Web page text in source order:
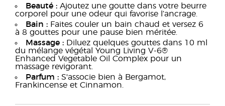
Beauté : Ajoutez une goutte dans votre beurre
corporel pour une odeur qui favorise l’ancrage.
Bain : Faites couler un bain chaud et versez 6
à 8 gouttes pour une pause bien méritée.
Massage : Diluez quelques gouttes dans 10 ml
du mélange végétal Young Living V-6®
Enhanced Vegetable Oil Complex pour un
massage revigorant.
Parfum : S'associe bien à Bergamot,
Frankincense et Cinnamon.